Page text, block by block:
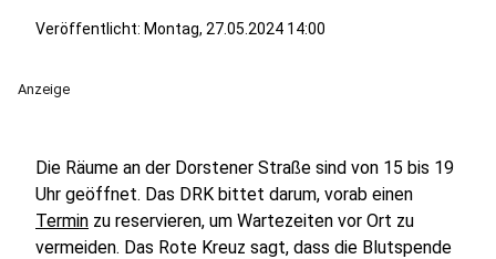
Veröffentlicht: Montag, 27.05.2024 14:00
Anzeige
Die Räume an der Dorstener Straße sind von 15 bis 19
Uhr geöffnet. Das DRK bittet darum, vorab einen
Termin zu reservieren, um Wartezeiten vor Ort zu
vermeiden. Das Rote Kreuz sagt, dass die Blutspende